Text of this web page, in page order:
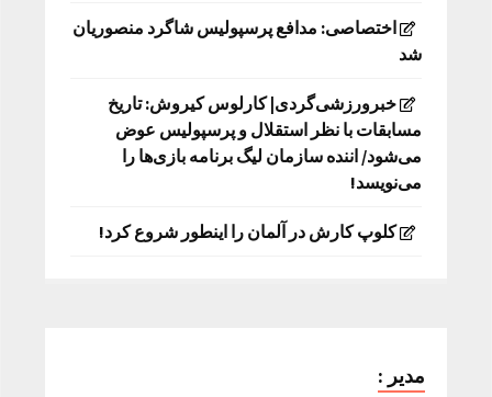
اختصاصی: مدافع پرسپولیس شاگرد منصوریان
شد
خبرورزشی‌گردی| کارلوس کیروش: تاریخ
مسابقات با نظر استقلال و پرسپولیس عوض
می‌شود/ اننده سازمان لیگ برنامه بازی‌ها را
می‌نویسد!
کلوپ کارش در آلمان را اینطور شروع کرد!
مدیر :